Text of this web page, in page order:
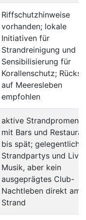
Riffschutzhinweise
vorhanden; lokale
Initiativen für
Strandreinigung und
Sensibilisierung für
Korallenschutz;
auf Meeresleben
empfohlen
aktive
mit Bars und
bis spät; gelegentlich
Strandpartys und Live-
Musik, aber kein
ausgeprägtes Club-
Nachtleben direkt am
Strand